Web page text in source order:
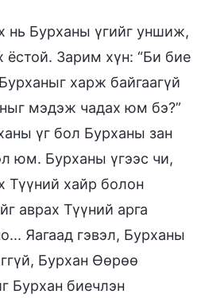
нь Бурханы үгийг уншиж,
ёстой. Зарим хүн: “Би бие
харж байгаагүй
мэдэж чадах юм бэ?”
үг бол Бурханы зан
юм. Бурханы үгээс чи,
Түүний хайр болон
аврах Түүний арга
Яагаад гэвэл, Бурханы
Бурхан Өөрөө
Бурхан биечлэн